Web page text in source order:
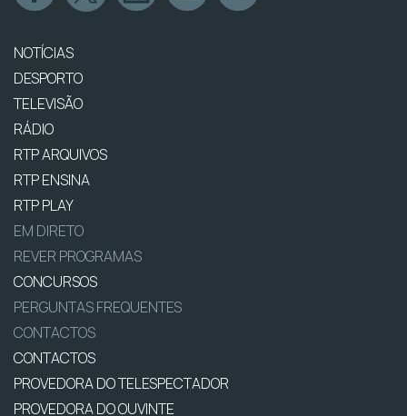
NOTÍCIAS
DESPORTO
TELEVISÃO
RÁDIO
RTP ARQUIVOS
RTP ENSINA
RTP PLAY
EM DIRETO
REVER PROGRAMAS
CONCURSOS
PERGUNTAS FREQUENTES
CONTACTOS
CONTACTOS
PROVEDORA DO TELESPECTADOR
PROVEDORA DO OUVINTE